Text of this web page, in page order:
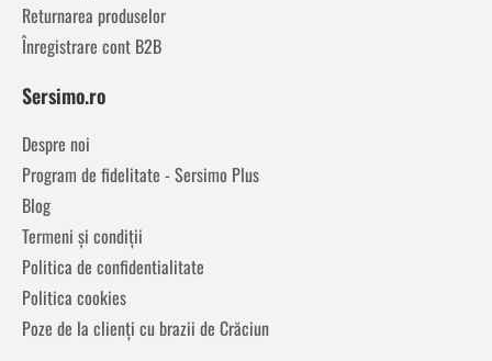
Returnarea produselor
Înregistrare cont B2B
Sersimo.ro
Despre noi
Program de fidelitate - Sersimo Plus
Blog
Termeni și condiții
Politica de confidentialitate
Politica cookies
Poze de la clienți cu brazii de Crăciun